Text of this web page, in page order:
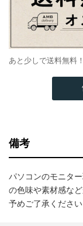
あと少しで送料無料
備考
パソコンのモニタ
の色味や素材感な
予めご了承くださ